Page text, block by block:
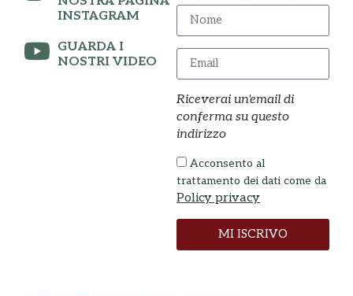
INSTAGRAM
GUARDA I
NOSTRI VIDEO
Riceverai un'email di
conferma su questo
indirizzo
Acconsento al
trattamento dei dati come da
Policy privacy
MI ISCRIVO